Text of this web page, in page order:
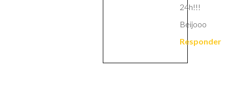
24h!!!
Beijooo
Responder